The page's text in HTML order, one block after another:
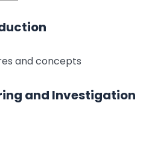
and concepts
and Investigation